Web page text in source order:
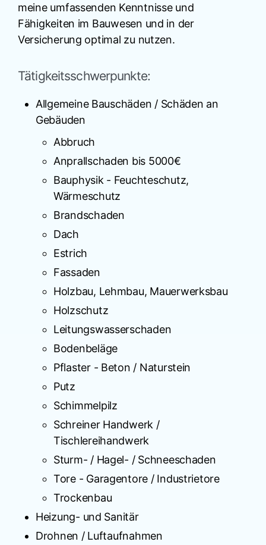
meine umfassenden Kenntnisse und
Fähigkeiten im Bauwesen und in der
Versicherung optimal zu nutzen.
Tätigkeitsschwerpunkte:
Allgemeine Bauschäden / Schäden an
Gebäuden
Abbruch
Anprallschaden bis 5000€
Bauphysik - Feuchteschutz,
Wärmeschutz
Brandschaden
Dach
Estrich
Fassaden
Holzbau, Lehmbau, Mauerwerksbau
Holzschutz
Leitungswasserschaden
Bodenbeläge
Pflaster - Beton / Naturstein
Putz
Schimmelpilz
Schreiner Handwerk /
Tischlereihandwerk
Sturm- / Hagel- / Schneeschaden
Tore - Garagentore / Industrietore
Trockenbau
Heizung- und Sanitär
Drohnen / Luftaufnahmen